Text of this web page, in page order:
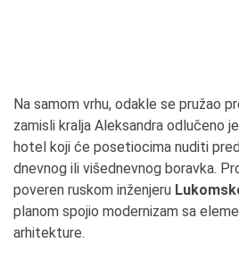
Na samom vrhu, odakle se pružao
zamisli kralja Aleksandra odlučeno
hotel koji će posetiocima nuditi
dnevnog ili višednevnog boravka.
poveren ruskom inženjeru
planom spojio modernizam sa
arhitekture.